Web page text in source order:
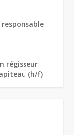
régisseur
(h/f)